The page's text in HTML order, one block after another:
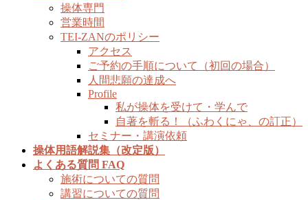
操体専門
営業時間
TEI-ZANのポリシー
アクセス
ご予約の手順について（初回の場合）
人間悲願の達成へ
Profile
私が操体を受けて・学んで
自著を斬る！（ふわくにゃ、の訂正）
セミナー・講演依頼
操体用語解説集（改定版）
よくある質問 FAQ
施術についての質問
講習についての質問